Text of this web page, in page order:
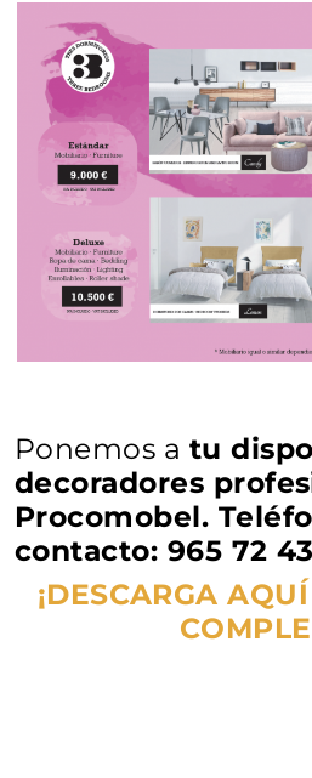
Ponemos a tu
decoradores
Procomobel.
contacto: 965 72
¡DESCARGA